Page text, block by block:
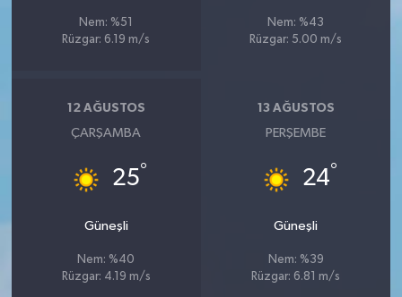
Nem: %51
Rüzgar: 6.19 m/s
Nem: %43
Rüzgar: 5.00 m/s
12 AĞUSTOS
ÇARŞAMBA
25°
Güneşli
Nem: %40
Rüzgar: 4.19 m/s
13 AĞUSTOS
PERŞEMBE
24°
Güneşli
Nem: %39
Rüzgar: 6.81 m/s